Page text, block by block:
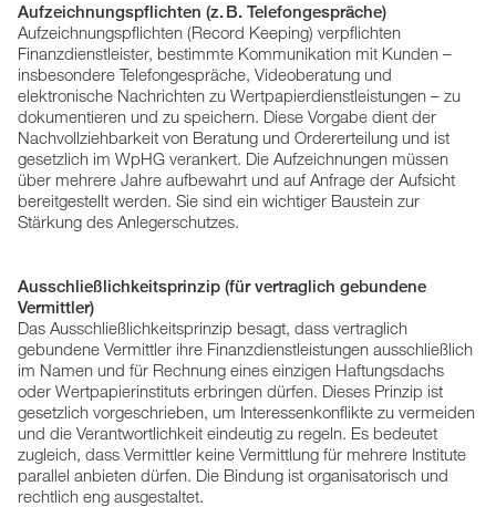
Aufzeichnungspflichten (z. B. Telefongespräche)
Aufzeichnungspflichten (Record Keeping) verpflichten
Finanzdienstleister, bestimmte Kommunikation mit Kunden –
insbesondere Telefongespräche, Videoberatung und
elektronische Nachrichten zu Wertpapierdienstleistungen – zu
dokumentieren und zu speichern. Diese Vorgabe dient der
Nachvollziehbarkeit von Beratung und Ordererteilung und ist
gesetzlich im WpHG verankert. Die Aufzeichnungen müssen
über mehrere Jahre aufbewahrt und auf Anfrage der Aufsicht
bereitgestellt werden. Sie sind ein wichtiger Baustein zur
Stärkung des Anlegerschutzes.
Ausschließlichkeitsprinzip (für vertraglich gebundene
Vermittler)
Das Ausschließlichkeitsprinzip besagt, dass vertraglich
gebundene Vermittler ihre Finanzdienstleistungen ausschließlich
im Namen und für Rechnung eines einzigen Haftungsdachs
oder Wertpapierinstituts erbringen dürfen. Dieses Prinzip ist
gesetzlich vorgeschrieben, um Interessenkonflikte zu vermeiden
und die Verantwortlichkeit eindeutig zu regeln. Es bedeutet
zugleich, dass Vermittler keine Vermittlung für mehrere Institute
parallel anbieten dürfen. Die Bindung ist organisatorisch und
rechtlich eng ausgestaltet.